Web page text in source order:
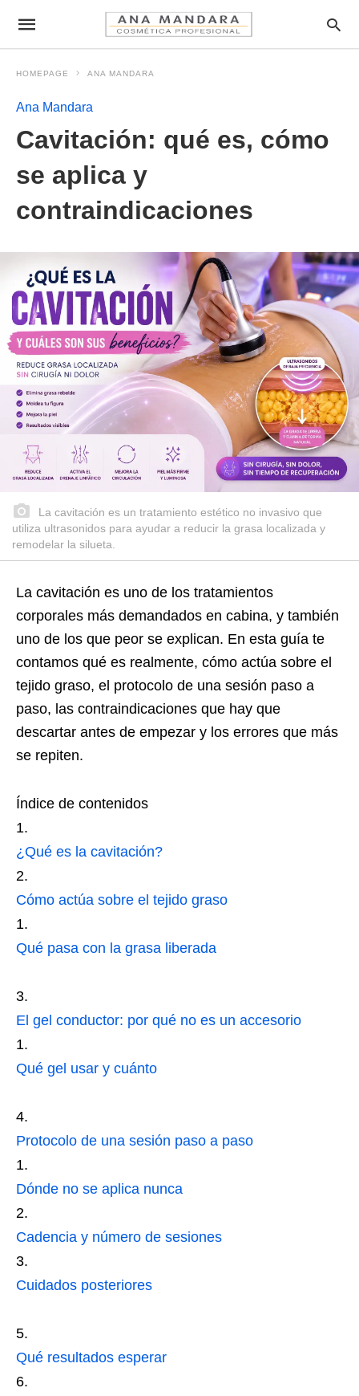
HOMEPAGE ANA MANDARA
Ana Mandara
Cavitación: qué es, cómo
se aplica y
contraindicaciones
La cavitación es un tratamiento estético no invasivo que
utiliza ultrasonidos para ayudar a reducir la grasa localizada y
remodelar la silueta.
La cavitación es uno de los tratamientos
corporales más demandados en cabina, y también
uno de los que peor se explican. En esta guía te
contamos qué es realmente, cómo actúa sobre el
tejido graso, el protocolo de una sesión paso a
paso, las contraindicaciones que hay que
descartar antes de empezar y los errores que más
se repiten.
Índice de contenidos
¿Qué es la cavitación?
Cómo actúa sobre el tejido graso
Qué pasa con la grasa liberada
El gel conductor: por qué no es un accesorio
Qué gel usar y cuánto
Protocolo de una sesión paso a paso
Dónde no se aplica nunca
Cadencia y número de sesiones
Cuidados posteriores
Qué resultados esperar